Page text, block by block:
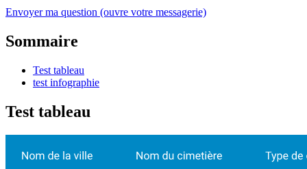
Envoyer ma question (ouvre votre messagerie)
Sommaire
Test tableau
test infographie
Test tableau